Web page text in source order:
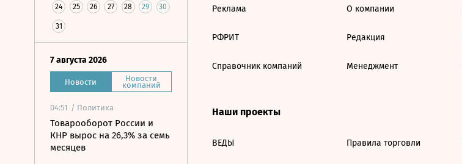
24 25 26 27 28 29 30
31
7 августа 2026
Новости Новости
компаний
04:51 / Политика
Товарооборот России и
КНР вырос на 26,3% за семь
месяцев
Реклама
РФРИТ
Справочник компаний
О компании
Редакция
Менеджмент
Наши проекты
ВЕДЫ Правила торговли